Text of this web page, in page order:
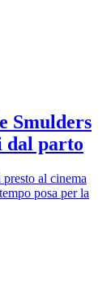
Smulders
dal parto
al cinema
posa per la